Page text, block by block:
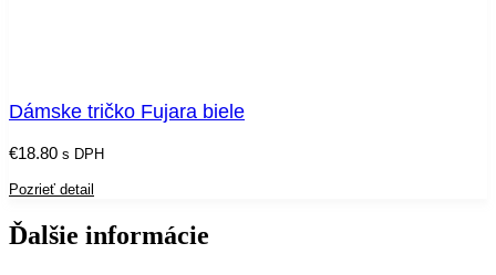
Dámske tričko Fujara biele
€18.80 s DPH
Pozrieť detail
Ďalšie informácie